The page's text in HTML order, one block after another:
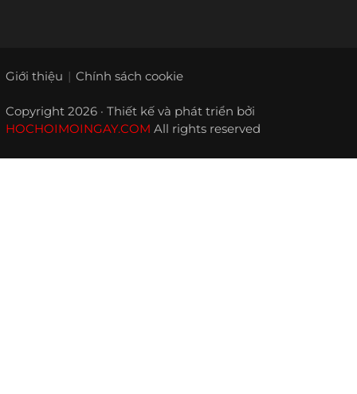
Giới thiệu Chính sách cookie
Copyright 2026 · Thiết kế và phát triển bởi
HOCHOIMOINGAY.COM All rights reserved